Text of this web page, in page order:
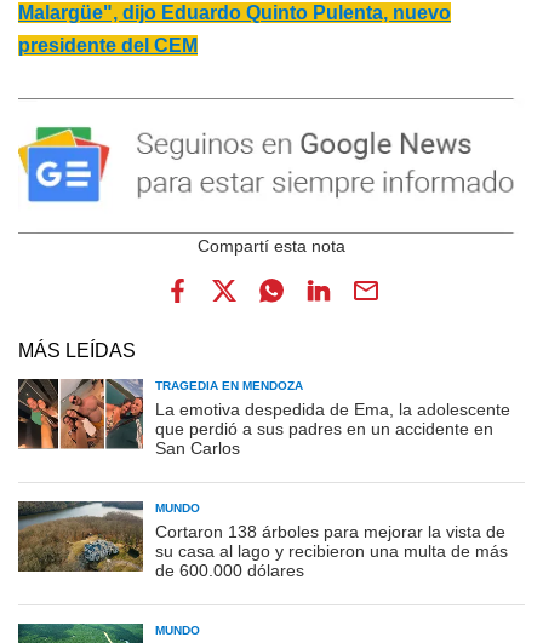
Malargüe", dijo Eduardo Quinto Pulenta, nuevo
presidente del CEM
MÁS LEÍDAS
TRAGEDIA EN MENDOZA
La emotiva despedida de Ema, la adolescente
que perdió a sus padres en un accidente en
San Carlos
MUNDO
Cortaron 138 árboles para mejorar la vista de
su casa al lago y recibieron una multa de más
de 600.000 dólares
MUNDO